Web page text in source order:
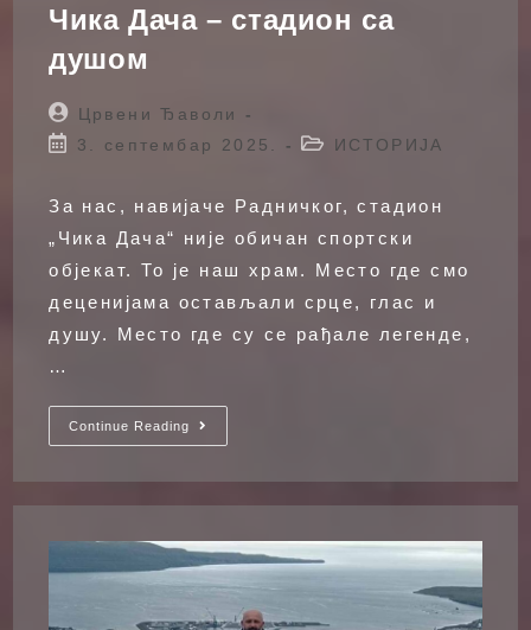
Чика Дача – стадион са
душом
Post
author:
Црвени Ђаволи
Post3. септембар 2025.
PostИСТОРИЈА
За нас, навијаче Радничког, стадион
„Чика Дача“ није обичан спортски
објекат. То је наш храм. Место где смо
деценијама остављали срце, глас и
душу. Место где су се рађале легенде,
…
Continue Reading
Чика
Дача
Душом